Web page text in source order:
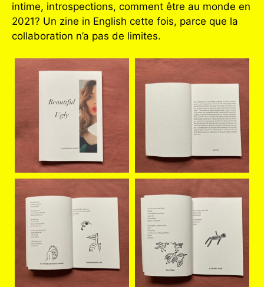
intime, introspections, comment être au monde en
2021? Un zine in English cette fois, parce que la
collaboration n’a pas de limites.